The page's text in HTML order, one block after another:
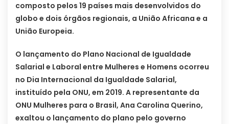
composto pelos 19 países mais desenvolvidos do
globo e dois órgãos regionais, a União Africana e a
União Europeia.
O lançamento do Plano Nacional de Igualdade
Salarial e Laboral entre Mulheres e Homens ocorreu
no Dia Internacional da Igualdade Salarial,
instituído pela ONU, em 2019. A representante da
ONU Mulheres para o Brasil, Ana Carolina Querino,
exaltou o lançamento do plano pelo governo